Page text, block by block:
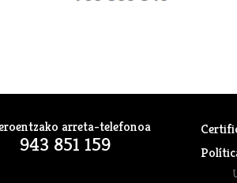
arreta-telefonoa
943 851 159